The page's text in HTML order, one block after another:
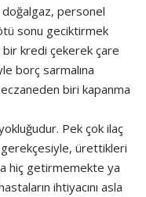
personel
sonu geciktirmek
kredi çekerek çare
borç sarmalına
biri kapanma
Pek çok ilaç
gerekçesiyle, ürettikleri
hiç getirmemekte ya
ihtiyacını asla